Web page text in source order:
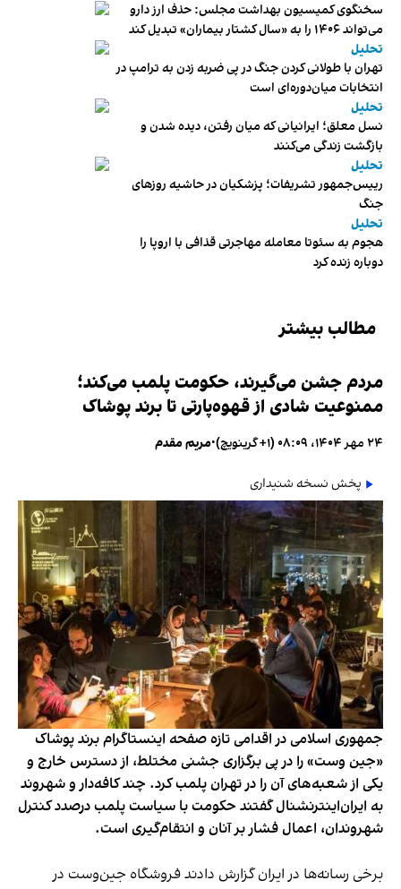
سخنگوی کمیسیون بهداشت مجلس: حذف ارز دارو
می‌تواند ۱۴۰۶ را به «سال کشتار بیماران» تبدیل کند
تحلیل
تهران با طولانی کردن جنگ در پی ضربه زدن به ترامپ در
انتخابات میان‌دوره‌ای است
تحلیل
نسل معلق؛ ایرانیانی که میان رفتن، دیده شدن و
بازگشت زندگی می‌کنند
تحلیل
رییس‌جمهور تشریفات؛ پزشکیان در حاشیه روزهای
جنگ
تحلیل
هجوم به سئوتا معامله مهاجرتی قذافی با اروپا را
دوباره زنده کرد
مطالب بیشتر
مردم جشن می‌گیرند، حکومت پلمب می‌کند؛
ممنوعیت شادی از قهوه‌پارتی تا برند پوشاک
۲۴ مهر ۱۴۰۴، ۰۸:۰۹ (‎+۱ گرینویچ) •مریم مقدم
پخش نسخه شنیداری
جمهوری اسلامی در اقدامی تازه صفحه اینستاگرام برند پوشاک
«جین وست» را در پی برگزاری جشنی مختلط، از دسترس خارج و
یکی از شعبه‌های آن را در تهران پلمب کرد. چند کافه‌‌دار و شهروند
به ایران‌اینترنشنال گفتند حکومت با سیاست پلمب درصدد کنترل
شهروندان، اعمال فشار بر آنان و انتقام‌گیری است.
برخی رسانه‌ها در ایران گزارش دادند فروشگاه جین‌وست در